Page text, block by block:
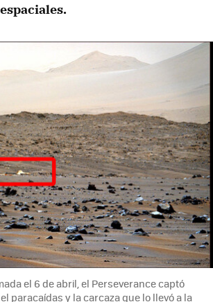
el 6 de abril, el Perseverance captó
paracaídas y la carcaza que lo llevó a la